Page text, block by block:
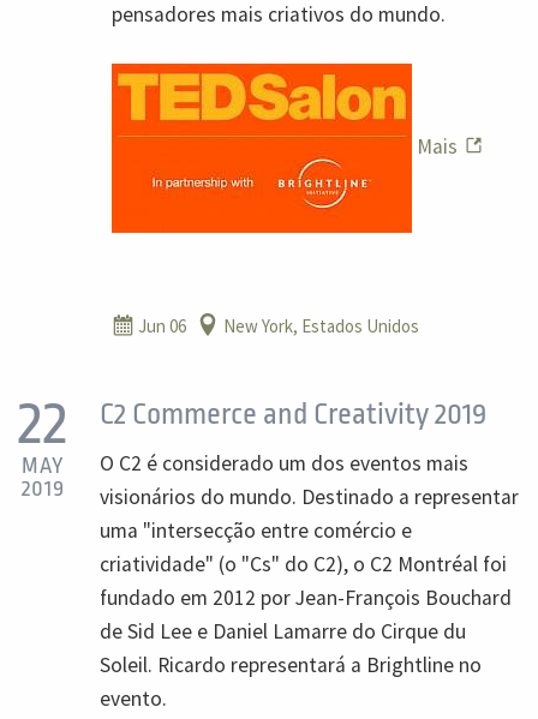
pensadores mais criativos do mundo.
Mais
Jun 06 New York, Estados Unidos
22
MAY
2019
C2 Commerce and Creativity 2019
O C2 é considerado um dos eventos mais
visionários do mundo. Destinado a representar
uma "intersecção entre comércio e
criatividade" (o "Cs" do C2), o C2 Montréal foi
fundado em 2012 por Jean-François Bouchard
de Sid Lee e Daniel Lamarre do Cirque du
Soleil. Ricardo representará a Brightline no
evento.